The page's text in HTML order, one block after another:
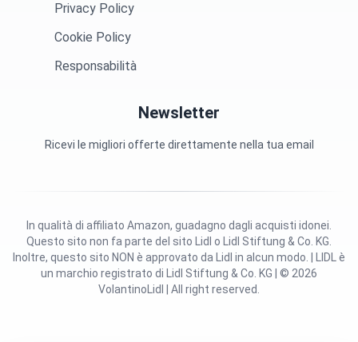
Privacy Policy
Cookie Policy
Responsabilità
Newsletter
Ricevi le migliori offerte direttamente nella tua email
Questo sito non fa parte del sito Lidl o Lidl Stiftung & Co. KG.
Inoltre, questo sito NON è approvato da Lidl in alcun modo. | LIDL è
un marchio registrato di Lidl Stiftung & Co. KG | © 2026
VolantinoLidl | All right reserved.
In qualità di affiliato Amazon, guadagno dagli acquisti idonei.